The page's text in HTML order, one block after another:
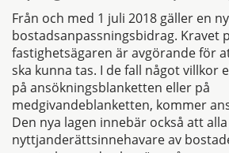
Från och med 1 juli 2018 gäller en
bostadsanpassningsbidrag. Kravet
fastighetsägaren är avgörande för
ska kunna tas. I de fall något villkor
på ansökningsblanketten eller på
medgivandeblanketten, kommer
Den nya lagen innebär också att
nyttjanderättsinnehavare av